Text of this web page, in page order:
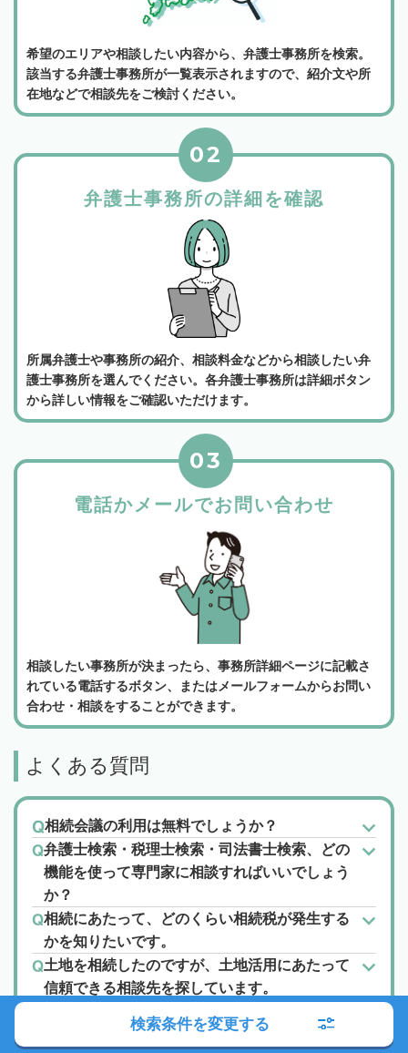
希望のエリアや相談したい内容から、弁護士事務所を検索。
該当する弁護士事務所が一覧表示されますので、紹介文や所
在地などで相談先をご検討ください。
弁護士事務所の詳細を確認
02
所属弁護士や事務所の紹介、相談料金などから相談したい弁
護士事務所を選んでください。各弁護士事務所は詳細ボタン
から詳しい情報をご確認いただけます。
電話かメールでお問い合わせ
03
相談したい事務所が決まったら、事務所詳細ページに記載さ
れている電話するボタン、またはメールフォームからお問い
合わせ・相談をすることができます。
よくある質問
相続会議の利用は無料でしょうか？
弁護士検索・税理士検索・司法書士検索、どの
機能を使って専門家に相談すればいいでしょう
か？
相続にあたって、どのくらい相続税が発生する
かを知りたいです。
土地を相続したのですが、土地活用にあたって
信頼できる相談先を探しています。
や相談先、法律など色々知りたいです。
検索条件を変更する